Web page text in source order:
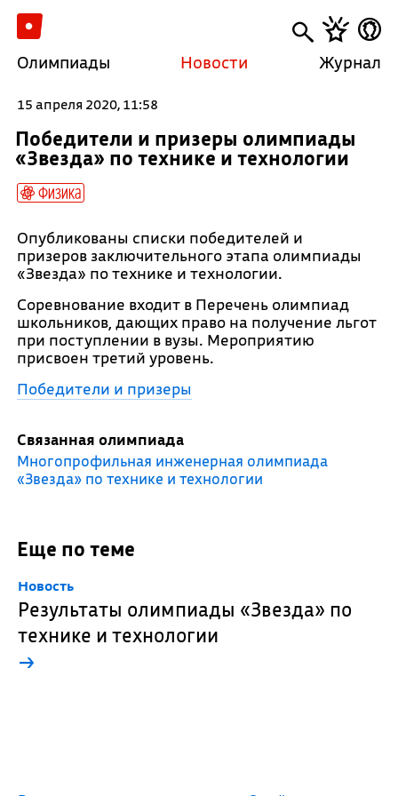
Олимпиады Новости Журнал
15 апреля 2020, 11:58
Победители и призеры олимпиады
«Звезда» по технике и технологии
Физика
Опубликованы списки победителей и
призеров заключительного этапа олимпиады
«Звезда» по технике и технологии.
Соревнование входит в Перечень олимпиад
школьников, дающих право на получение льгот
при поступлении в вузы. Мероприятию
присвоен третий уровень.
Победители и призеры
Связанная олимпиада
Многопрофильная инженерная олимпиада
«Звезда» по технике и технологии
Еще по теме
Новость
Результаты олимпиады «Звезда» по
технике и технологии
→